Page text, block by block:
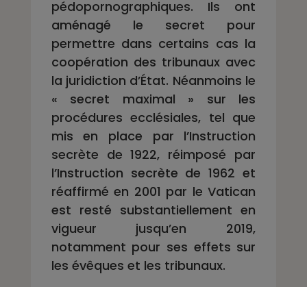
pédopornographiques. Ils ont
aménagé le secret pour
permettre dans certains cas la
coopération des tribunaux avec
la juridiction d’État. Néanmoins le
« secret maximal » sur les
procédures ecclésiales, tel que
mis en place par l’Instruction
secrète de 1922, réimposé par
l’Instruction secrète de 1962 et
réaffirmé en 2001 par le Vatican
est resté substantiellement en
vigueur jusqu’en 2019,
notamment pour ses effets sur
les évêques et les tribunaux.